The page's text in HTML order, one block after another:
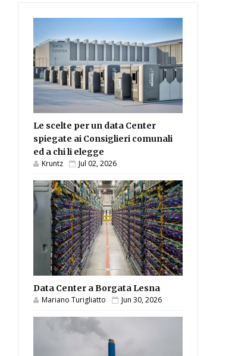
Le scelte per un data Center
spiegate ai Consiglieri comunali
ed a chi li elegge
Kruntz Jul 02, 2026
Data Center a Borgata Lesna
Mariano Turigliatto Jun 30, 2026